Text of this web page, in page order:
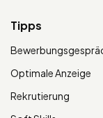
Tipps
Optimale Anzeige
Rekrutierung